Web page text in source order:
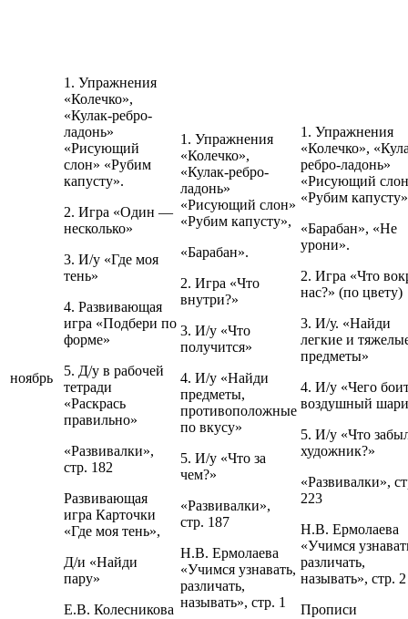
ноябрь
1. Упражнения
«Колечко»,
«Кулак-ребро-
ладонь»
«Рисующий
слон» «Рубим
капусту».
2. Игра «Один —
несколько»
3. И/у «Где моя
тень»
4. Развивающая
игра «Подбери по
форме»
5. Д/у в рабочей
тетради
«Раскрась
правильно»
«Развивалки»,
стр. 182
Развивающая
игра Карточки
«Где моя тень»,
Д/и «Найди
пару»
Е.В. Колесникова
1. Упражнения
«Колечко»,
«Кулак-ребро-
ладонь»
«Рисующий слон»
«Рубим капусту»,
«Барабан».
2. Игра «Что
внутри?»
3. И/у «Что
получится»
4. И/у «Найди
предметы,
противоположные
по вкусу»
5. И/у «Что за
чем?»
«Развивалки»,
стр. 187
Н.В. Ермолаева
«Учимся узнавать,
различать,
называть», стр. 1
1. Упражнения
«Колечко»,
ребро-ладонь»
«Рисующий
«Рубим
«Барабан», «Не
урони».
2. Игра «Что
нас?» (по цвету)
3. И/у. «Найди
легкие и
предметы»
4. И/у «Чего
воздушный
5. И/у «Что
художник?»
«Развивалки»,
223
Н.В. Ермолаева
«Учимся
различать,
называть», стр. 2
Прописи